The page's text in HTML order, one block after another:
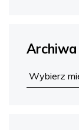
Archiwa